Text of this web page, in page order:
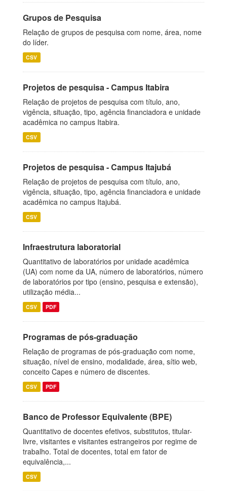
Grupos de Pesquisa
Relação de grupos de pesquisa com nome, área, nome
do líder.
CSV
Projetos de pesquisa - Campus Itabira
Relação de projetos de pesquisa com título, ano,
vigência, situação, tipo, agência financiadora e unidade
acadêmica no campus Itabira.
CSV
Projetos de pesquisa - Campus Itajubá
Relação de projetos de pesquisa com título, ano,
vigência, situação, tipo, agência financiadora e unidade
acadêmica no campus Itajubá.
CSV
Infraestrutura laboratorial
Quantitativo de laboratórios por unidade acadêmica
(UA) com nome da UA, número de laboratórios, número
de laboratórios por tipo (ensino, pesquisa e extensão),
utilização média...
CSV PDF
Programas de pós-graduação
Relação de programas de pós-graduação com nome,
situação, nível de ensino, modalidade, área, sítio web,
conceito Capes e número de discentes.
CSV PDF
Banco de Professor Equivalente (BPE)
Quantitativo de docentes efetivos, substitutos, titular-
livre, visitantes e visitantes estrangeiros por regime de
trabalho. Total de docentes, total em fator de
equivalência,...
CSV